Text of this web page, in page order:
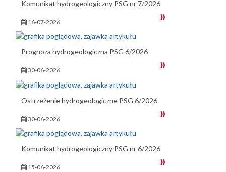
Komunikat hydrogeologiczny PSG nr 7/2026
16-07-2026
Prognoza hydrogeologiczna PSG 6/2026
30-06-2026
Ostrzeżenie hydrogeologiczne PSG 6/2026
30-06-2026
Komunikat hydrogeologiczny PSG nr 6/2026
15-06-2026